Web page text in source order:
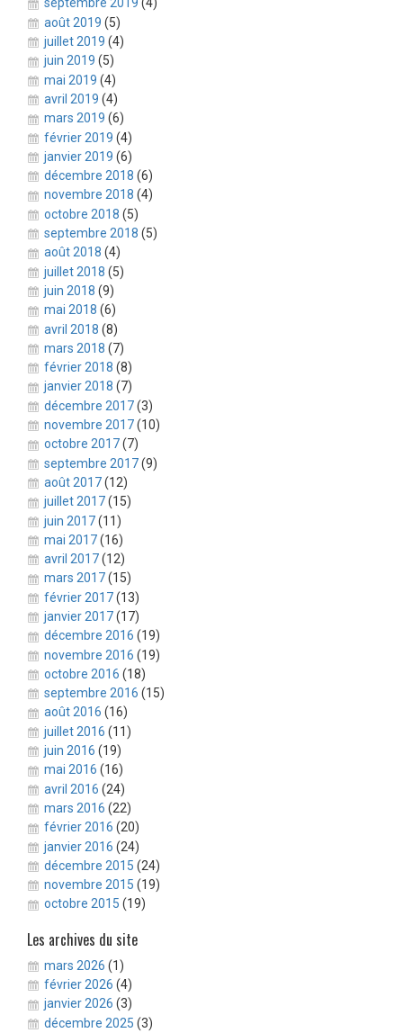
septembre 2019 (4)
août 2019 (5)
juillet 2019 (4)
juin 2019 (5)
mai 2019 (4)
avril 2019 (4)
mars 2019 (6)
février 2019 (4)
janvier 2019 (6)
décembre 2018 (6)
novembre 2018 (4)
octobre 2018 (5)
septembre 2018 (5)
août 2018 (4)
juillet 2018 (5)
juin 2018 (9)
mai 2018 (6)
avril 2018 (8)
mars 2018 (7)
février 2018 (8)
janvier 2018 (7)
décembre 2017(3)
novembre 2017(10)
octobre 2017(7)
septembre 2017(9)
août 2017(12)
juillet 2017(15)
juin 2017(11)
mai 2017(16)
avril 2017(12)
mars 2017(15)
février 2017(13)
janvier 2017(17)
décembre 2016 (19)
novembre 2016 (19)
octobre 2016 (18)
septembre 2016 (15)
août 2016 (16)
juillet 2016 (11)
juin 2016 (19)
mai 2016 (16)
avril 2016 (24)
mars 2016 (22)
février 2016 (20)
janvier 2016 (24)
décembre 2015 (24)
novembre 2015 (19)
octobre 2015 (19)
Les archives du site
mars 2026 (1)
février 2026 (4)
janvier 2026 (3)
décembre 2025 (3)